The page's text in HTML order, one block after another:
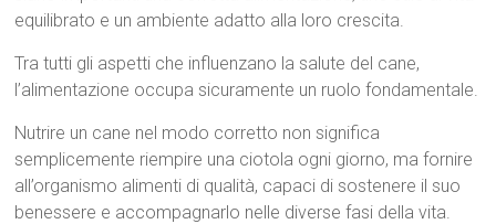
equilibrato e un ambiente adatto alla loro crescita.
Tra tutti gli aspetti che influenzano la salute del cane,
l’alimentazione occupa sicuramente un ruolo fondamentale.
Nutrire un cane nel modo corretto non significa
semplicemente riempire una ciotola ogni giorno, ma fornire
all’organismo alimenti di qualità, capaci di sostenere il suo
benessere e accompagnarlo nelle diverse fasi della vita.